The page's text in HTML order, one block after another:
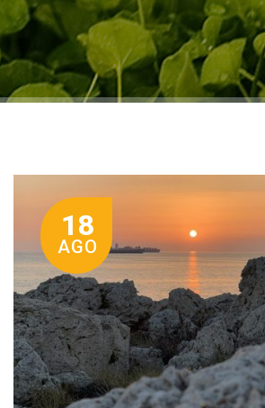
18
AGO